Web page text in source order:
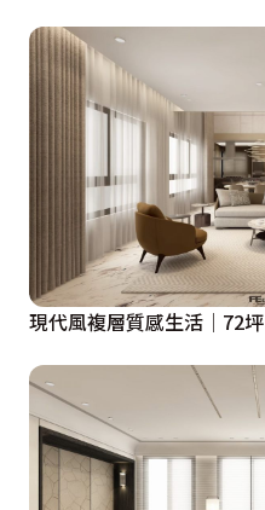
現代風複層質感生活│72坪